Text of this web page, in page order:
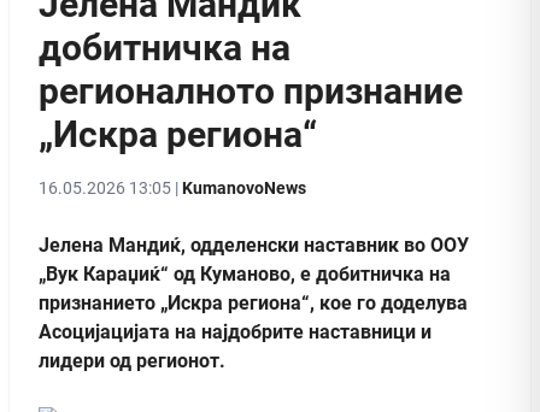
добитничка на
регионалното признание
„Искра региона“
16.05.2026 13:05 |KumanovoNews
Јелена Мандиќ, одделенски наставник во ООУ
„Вук Караџиќ“ од Куманово, е добитничка на
признанието „Искра региона“, кое го доделува
Асоцијацијата на најдобрите наставници и
лидери од регионот.